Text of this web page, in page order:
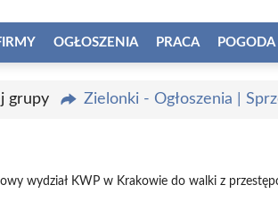
OGŁOSZENIA PRACA POGODA
grupy Zielonki - Ogłoszenia |
wydział KWP w Krakowie do walki z